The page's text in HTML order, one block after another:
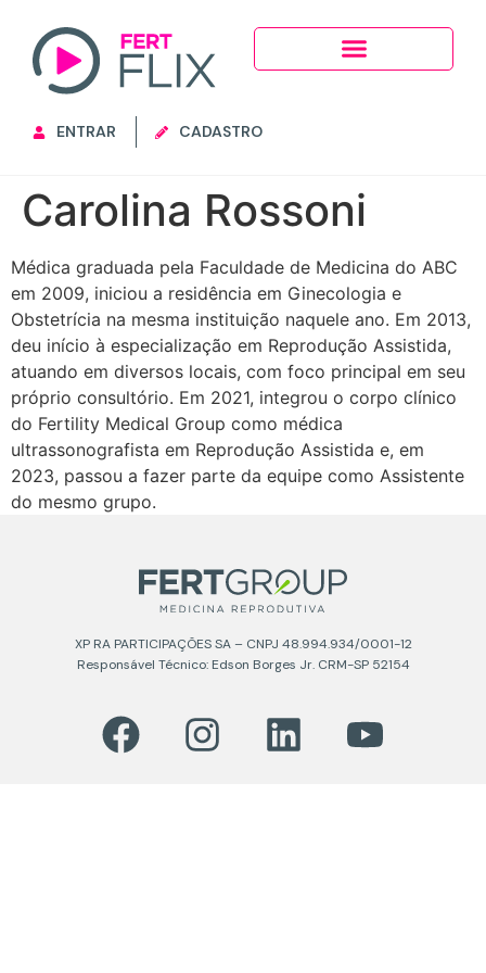
ENTRAR CADASTRO
Carolina Rossoni
Médica graduada pela Faculdade de Medicina do ABC
em 2009, iniciou a residência em Ginecologia e
Obstetrícia na mesma instituição naquele ano. Em 2013,
deu início à especialização em Reprodução Assistida,
atuando em diversos locais, com foco principal em seu
próprio consultório. Em 2021, integrou o corpo clínico
do Fertility Medical Group como médica
ultrassonografista em Reprodução Assistida e, em
2023, passou a fazer parte da equipe como Assistente
do mesmo grupo.
XP RA PARTICIPAÇÕES SA – CNPJ 48.994.934/0001-12
Responsável Técnico: Edson Borges Jr. CRM-SP 52154